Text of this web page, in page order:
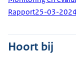
Rapport25-03-2024
Hoort bij